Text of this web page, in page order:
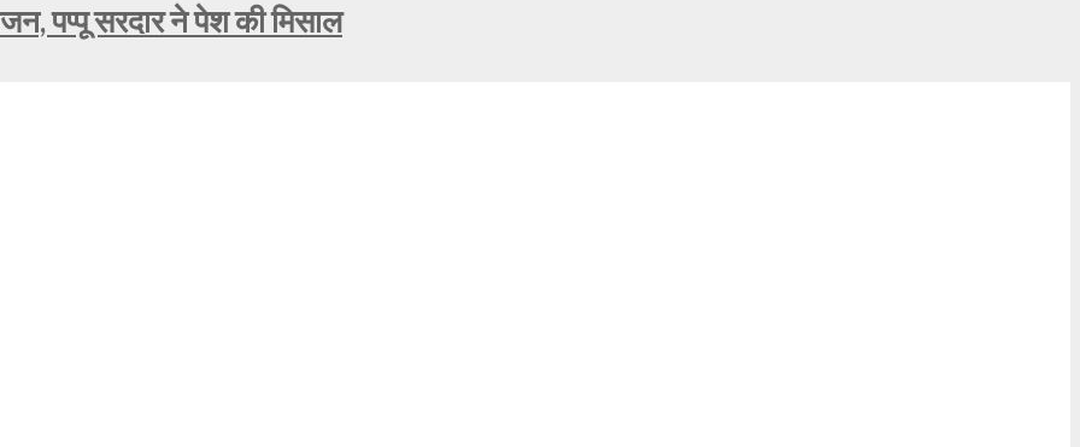
पप्पू सरदार ने पेश की मिसाल